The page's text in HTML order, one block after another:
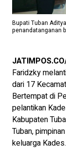
Bupati Tuban
penandatanganan
Faridzky
dari 17
Bertempat di
pelantikan
Kabupaten
Tuban,
keluarga Kades.